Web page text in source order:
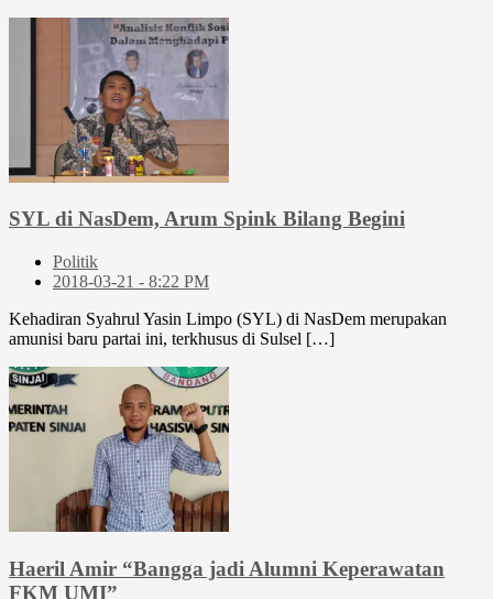
SYL di NasDem, Arum Spink Bilang Begini
Politik
2018-03-21 - 8:22 PM
Kehadiran Syahrul Yasin Limpo (SYL) di NasDem merupakan
amunisi baru partai ini, terkhusus di Sulsel […]
Haeril Amir “Bangga jadi Alumni Keperawatan
FKM UMI”